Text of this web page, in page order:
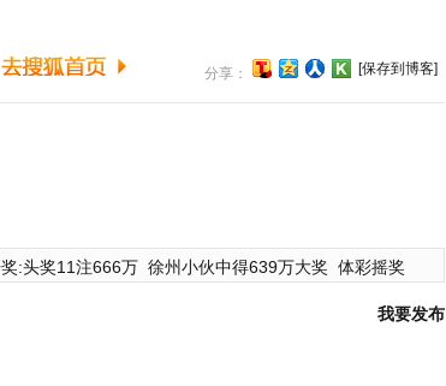
分享： [保存到博客]
:头奖11注666万 徐州小伙中得639万大奖 体彩摇奖
我要发布